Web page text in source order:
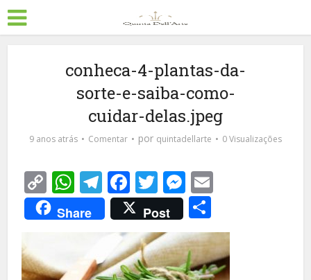
conheca-4-plantas-da-
sorte-e-saiba-como-
cuidar-delas.jpeg
9 anos atrás Comentar por quintadellarte 0 Visualizações
Copy
Link
WhatsApp
Telegram
Facebook
TwitterMessenger
Share Post